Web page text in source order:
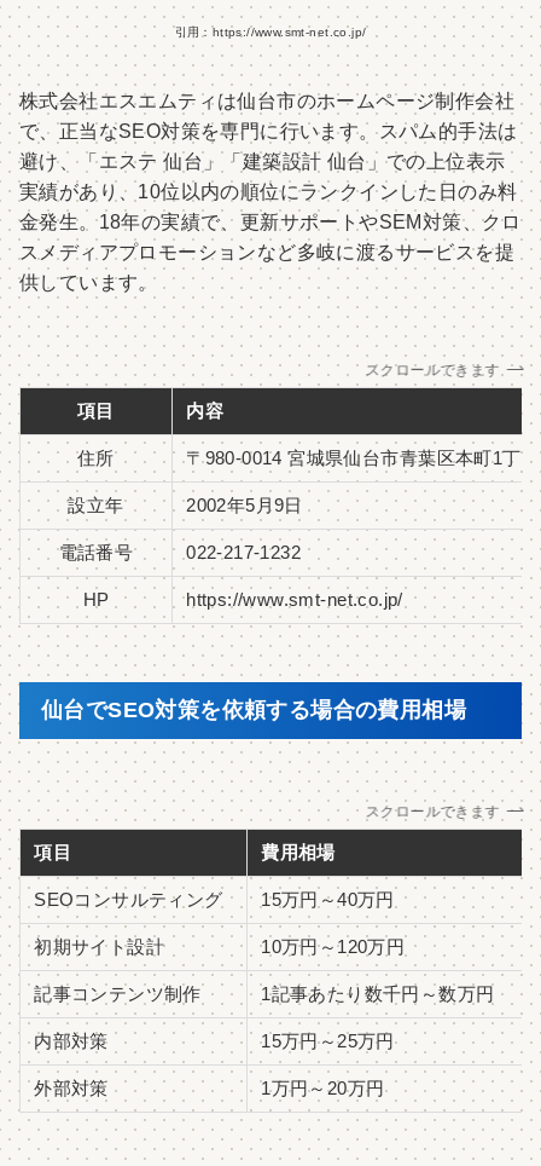
引用：https://www.smt-net.co.jp/
株式会社エスエムティは仙台市のホームページ制作会社
で、正当なSEO対策を専門に行います。スパム的手法は
避け、「エステ 仙台」「建築設計 仙台」での上位表示
実績があり、10位以内の順位にランクインした日のみ料
金発生。18年の実績で、更新サポートやSEM対策、クロ
スメディアプロモーションなど多岐に渡るサービスを提
供しています。
スクロールできます
項目 内容
住所 〒980-0014 宮城県仙台市青葉区本町1丁
設立年 2002年5月9日
電話番号 022-217-1232
HP https://www.smt-net.co.jp/
仙台でSEO対策を依頼する場合の費用相場
スクロールできます
項目 費用相場
SEOコンサルティング 15万円～40万円
初期サイト設計 10万円～120万円
記事コンテンツ制作 1記事あたり数千円～数万円
内部対策 15万円～25万円
外部対策 1万円～20万円